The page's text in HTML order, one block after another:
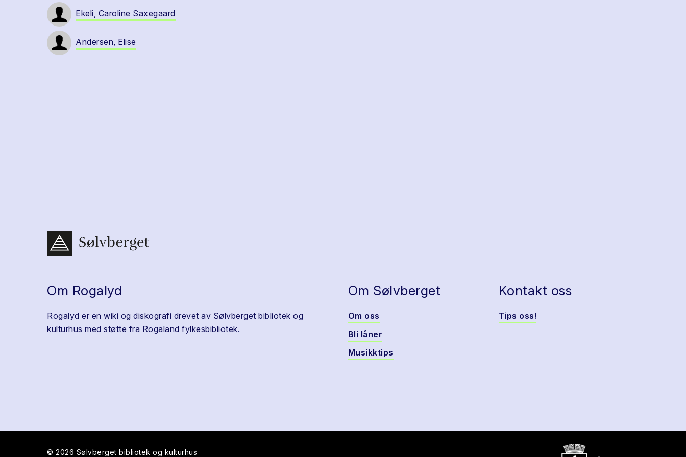
Ekeli, Caroline Saxegaard
Andersen, Elise
Om Rogalyd
Rogalyd er en wiki og diskografi drevet av Sølvberget bibliotek og
kulturhus med støtte fra Rogaland fylkesbibliotek.
Om Sølvberget
Om oss
Bli låner
Musikktips
Kontakt oss
Tips oss!
© 2026 Sølvberget bibliotek og kulturhus